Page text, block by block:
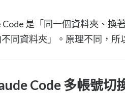
Code 是「同一個資料夾、換
同資料夾」。原理不同，所
Code 多帳號切